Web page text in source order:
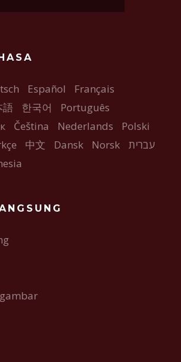
Español
Français
語 한국어
Português
Čeština Nederlands
Polski
中文 Dansk Norsk
עברית